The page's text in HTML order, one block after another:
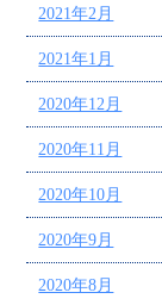
2021年2月
2021年1月
2020年12月
2020年11月
2020年10月
2020年9月
2020年8月